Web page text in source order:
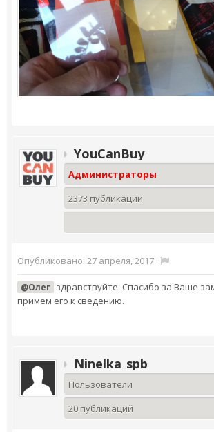
YouCanBuy
Администраторы
2373 публикации
Опубликовано: 27 апреля, 2017 ·
@Олег здравствуйте. Спасибо за Ваше
примем его к сведению.
Ninelka_spb
Пользователи
20 публикаций